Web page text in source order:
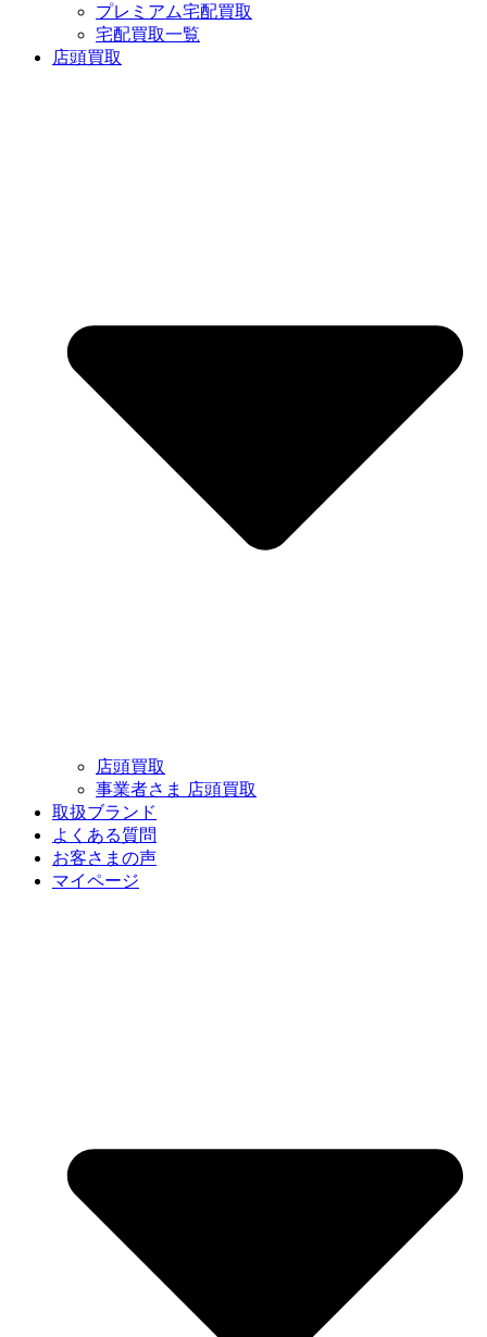
プレミアム宅配買取
宅配買取一覧
店頭買取
店頭買取
事業者さま 店頭買取
取扱ブランド
よくある質問
お客さまの声
マイページ